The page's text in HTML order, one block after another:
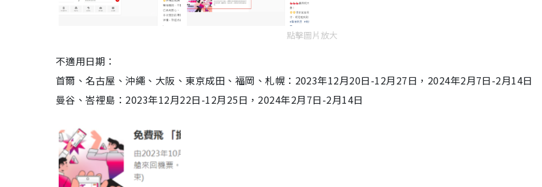
點擊圖片放大
不適用日期：
首爾、名古屋、沖繩、大阪、東京成田、福岡、札幌：2023年12月20日-12月27日，2024年2月7日-2月14日
曼谷、峇裡島：2023年12月22日-12月25日，2024年2月7日-2月14日